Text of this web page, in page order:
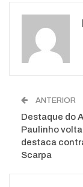
WhatsApp
ANTERIOR
Destaque do
Paulinho volta
destaca
Scarpa